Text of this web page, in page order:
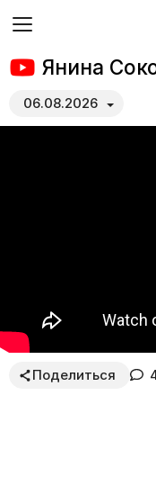
Янина
06.08.2026
Поделиться